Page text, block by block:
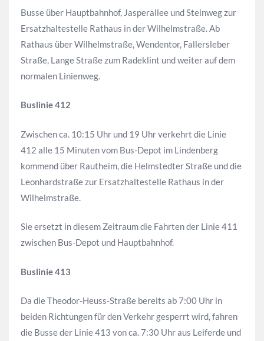
Busse über Hauptbahnhof, Jasperallee und Steinweg zur
Ersatzhaltestelle Rathaus in der Wilhelmstraße. Ab
Rathaus über Wilhelmstraße, Wendentor, Fallersleber
Straße, Lange Straße zum Radeklint und weiter auf dem
normalen Linienweg.
Buslinie 412
Zwischen ca. 10:15 Uhr und 19 Uhr verkehrt die Linie
412 alle 15 Minuten vom Bus-Depot im Lindenberg
kommend über Rautheim, die Helmstedter Straße und die
Leonhardstraße zur Ersatzhaltestelle Rathaus in der
Wilhelmstraße.
Sie ersetzt in diesem Zeitraum die Fahrten der Linie 411
zwischen Bus-Depot und Hauptbahnhof.
Buslinie 413
Da die Theodor-Heuss-Straße bereits ab 7:00 Uhr in
beiden Richtungen für den Verkehr gesperrt wird, fahren
die Busse der Linie 413 von ca. 7:30 Uhr aus Leiferde und